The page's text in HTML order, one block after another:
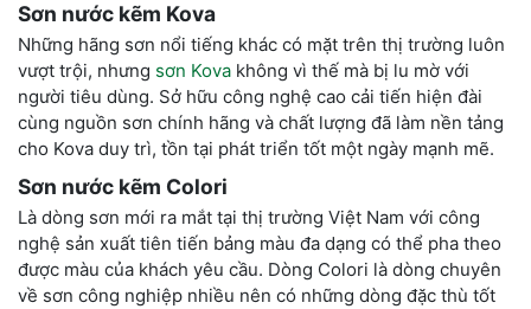
Sơn nước kẽm Kova
Những hãng sơn nổi tiếng khác có mặt trên thị trường luôn
vượt trội, nhưng sơn Kova không vì thế mà bị lu mờ với
người tiêu dùng. Sở hữu công nghệ cao cải tiến hiện đài
cùng nguồn sơn chính hãng và chất lượng đã làm nền tảng
cho Kova duy trì, tồn tại phát triển tốt một ngày mạnh mẽ.
Sơn nước kẽm Colori
Là dòng sơn mới ra mắt tại thị trường Việt Nam với công
nghệ sản xuất tiên tiến bảng màu đa dạng có thể pha theo
được màu của khách yêu cầu. Dòng Colori là dòng chuyên
về sơn công nghiệp nhiều nên có những dòng đặc thù tốt